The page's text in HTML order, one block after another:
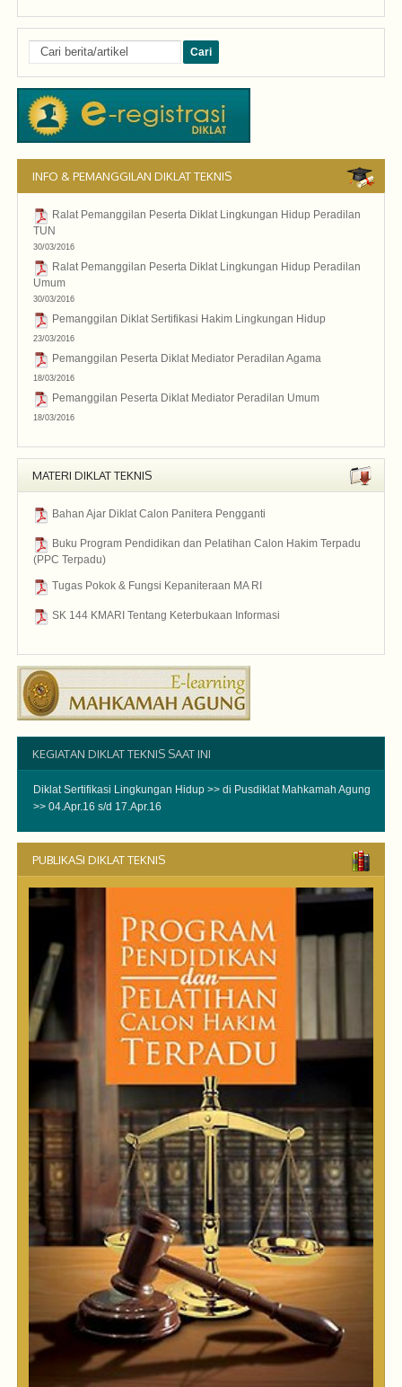
INFO & PEMANGGILAN DIKLAT TEKNIS
Ralat Pemanggilan Peserta Diklat Lingkungan Hidup Peradilan
TUN
30/03/2016
Ralat Pemanggilan Peserta Diklat Lingkungan Hidup Peradilan
Umum
30/03/2016
Pemanggilan Diklat Sertifikasi Hakim Lingkungan Hidup
23/03/2016
Pemanggilan Peserta Diklat Mediator Peradilan Agama
18/03/2016
Pemanggilan Peserta Diklat Mediator Peradilan Umum
18/03/2016
MATERI DIKLAT TEKNIS
Bahan Ajar Diklat Calon Panitera Pengganti
Buku Program Pendidikan dan Pelatihan Calon Hakim Terpadu
(PPC Terpadu)
Tugas Pokok & Fungsi Kepaniteraan MA RI
SK 144 KMARI Tentang Keterbukaan Informasi
KEGIATAN DIKLAT TEKNIS SAAT INI
Diklat Sertifikasi Lingkungan Hidup >> di Pusdiklat Mahkamah Agung
>> 04.Apr.16 s/d 17.Apr.16
PUBLIKASI DIKLAT TEKNIS